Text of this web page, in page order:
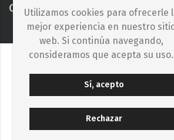
COLABORAMOS CON
© 2025. Iberocelulosa
Utilizamos cookies para ofrecerle
mejor experiencia en nuestro
web. Si continúa navegando,
consideramos que acepta su uso.
Sí, acepto
Rechazar